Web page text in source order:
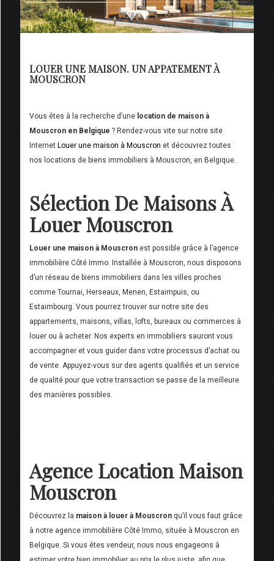
LOUER UNE MAISON. UN APPATEMENT À
MOUSCRON
Vous êtes à la recherche d’une location de maison à
Mouscron en Belgique ? Rendez-vous vite sur notre site
Internet Louer une maison à Mouscron et découvrez toutes
nos locations de biens immobiliers à Mouscron, en Belgique.
Sélection De Maisons À
Louer Mouscron
Louer une maison à Mouscron est possible grâce à l’agence
immobilière Côté Immo. Installée à Mouscron, nous disposons
d’un réseau de biens immobiliers dans les villes proches
comme Tournai, Herseaux, Menen, Estaimpuis, ou
Estaimbourg. Vous pourrez trouver sur notre site des
appartements, maisons, villas, lofts, bureaux ou commerces à
louer ou à acheter. Nos experts en immobiliers sauront vous
accompagner et vous guider dans votre processus d’achat ou
de vente. Appuyez-vous sur des agents qualifiés et un service
de qualité pour que votre transaction se passe de la meilleure
des manières possibles.
Agence Location Maison
Mouscron
Découvrez la maison à louer à Mouscron qu’il vous faut grâce
à notre agence immobilière Côté Immo, située à Mouscron en
Belgique. Si vous êtes vendeur, nous nous engageons à